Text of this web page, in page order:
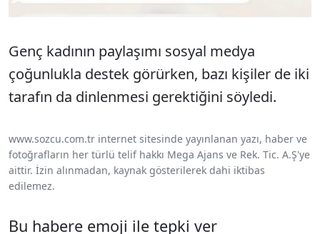
Genç kadının paylaşımı sosyal medya
çoğunlukla destek görürken, bazı kişiler de iki
tarafın da dinlenmesi gerektiğini söyledi.
www.sozcu.com.tr internet sitesinde yayınlanan yazı, haber ve
fotoğrafların her türlü telif hakkı Mega Ajans ve Rek. Tic. A.Ş'ye
aittir. İzin alınmadan, kaynak gösterilerek dahi iktibas
edilemez.
Bu habere emoji ile tepki ver